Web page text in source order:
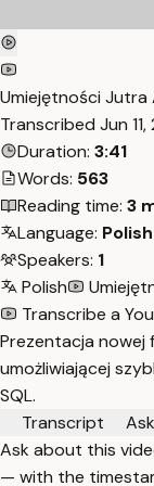
Umiejętności Jutra
Transcribed Jun
Duration: 3:41
Words: 563
Reading time: 3
Language: Polish
Speakers: 1
Polish
Transcribe a
Prezentacja nowej
umożliwiającej
SQL.
Transcript
Ask
Ask about this
— with the